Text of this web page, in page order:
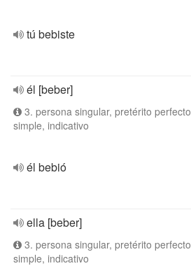
tú bebiste
él [beber]
3. persona singular, pretérito perfecto
simple, indicativo
él bebió
ella [beber]
3. persona singular, pretérito perfecto
simple, indicativo